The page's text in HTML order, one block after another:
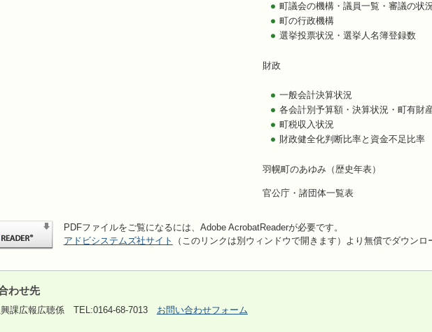
町議会の機構・議員一覧・審議の状
町の行政機構
選挙投票状況・選挙人名簿登録数
財政
一般会計決算状況
各会計別予算額・決算状況・町有財
町税収入状況
財政健全化判断比率と資金不足比率
羽幌町のあゆみ（歴史年表）
官公庁・諸団体一覧表
PDFファイルをご覧になるには、Adobe AcrobatReaderが必要です。
アドビシステムズ社サイト
（このリンクは別ウィンドウで開きます）より無償でダウンロ
わせ先
課広報広聴係TEL:0164-68-7013 お問い合わせフォーム